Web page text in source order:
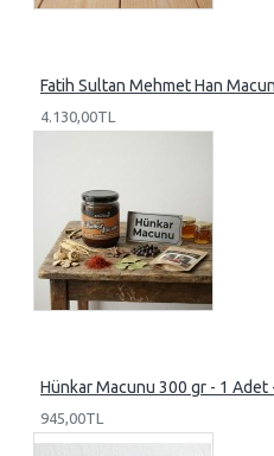
Fatih Sultan Mehmet Han
4.130,00TL
Hünkar Macunu 300 gr - 1 Adet
945,00TL